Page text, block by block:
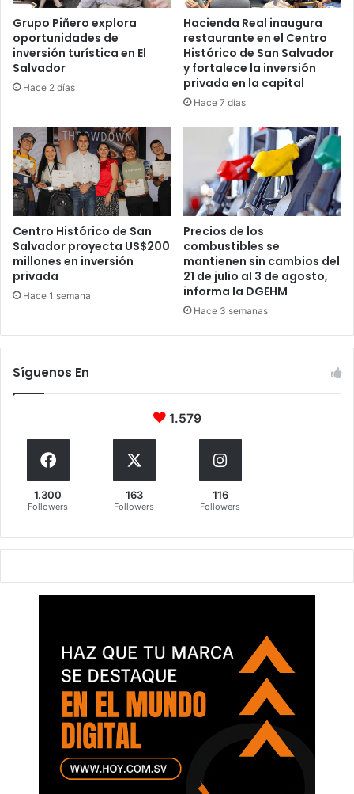
Grupo Piñero explora
oportunidades de
inversión turística en El
Salvador
Hace 2 días
Hacienda Real inaugura
restaurante en el Centro
Histórico de San Salvador
y fortalece la inversión
privada en la capital
Hace 7 días
Centro Histórico de San
Salvador proyecta US$200
millones en inversión
privada
Hace 1 semana
Precios de los
combustibles se
mantienen sin cambios del
21 de julio al 3 de agosto,
informa la DGEHM
Hace 3 semanas
Síguenos En
1.579
1.300
Followers
163
Followers
116
Followers